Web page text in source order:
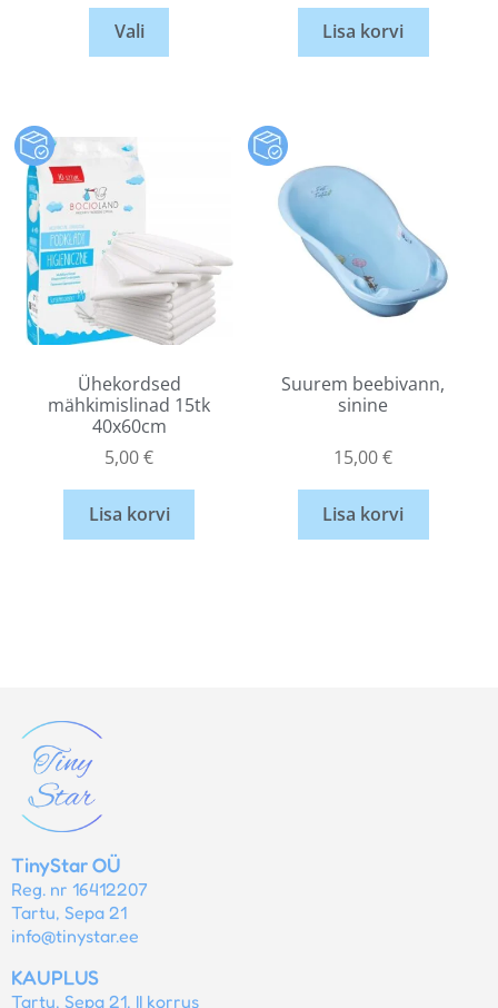
Vali Lisa korvi
Ühekordsed
mähkimislinad 15tk
40x60cm
5,00€
Lisa korvi
Suurem beebivann,
sinine
15,00€
Lisa korvi
TinyStar OÜ
Reg. nr 16412207
Tartu, Sepa 21
info@tinystar.ee
KAUPLUS
Tartu, Sepa 21, II korrus